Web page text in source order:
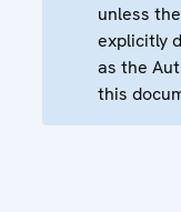
unless
explicitly
as the
this